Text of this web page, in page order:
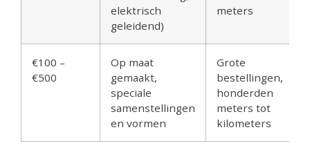
elektrisch
geleidend)
meters
€100 –
€500
Op maat
gemaakt,
speciale
samenstellingen
en vormen
Grote
bestellingen,
honderden
meters tot
kilometers